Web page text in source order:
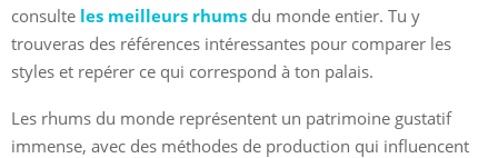
consulte les meilleurs rhums du monde entier. Tu y
trouveras des références intéressantes pour comparer les
styles et repérer ce qui correspond à ton palais.
Les rhums du monde représentent un patrimoine gustatif
immense, avec des méthodes de production qui influencent